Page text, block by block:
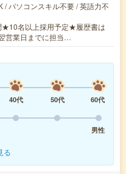
/ パソコンスキル不要 / 英語力不
★10名以上採用予定★履歴書は
営業日までに担当…
40代 50代
60代
男性
る